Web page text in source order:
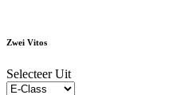
Zwei Vitos
Selecteer Uit